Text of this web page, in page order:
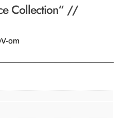
Collection“ //
om